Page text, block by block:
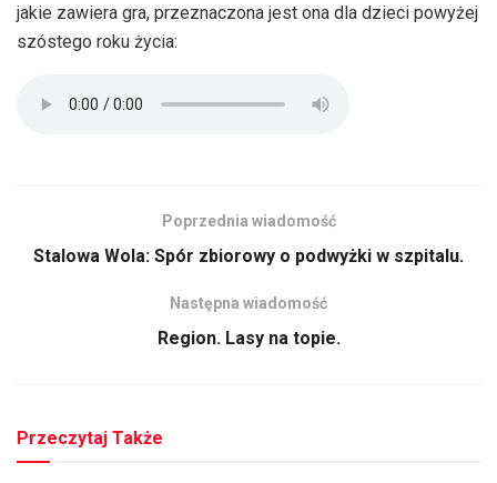
jakie zawiera gra, przeznaczona jest ona dla dzieci powyżej
szóstego roku życia:
Poprzednia wiadomość
Stalowa Wola: Spór zbiorowy o podwyżki w szpitalu.
Następna wiadomość
Region. Lasy na topie.
Przeczytaj Także